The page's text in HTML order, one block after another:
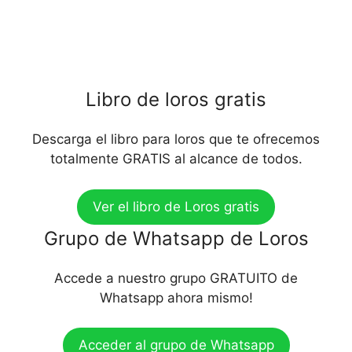
Libro de loros gratis
Descarga el libro para loros que te ofrecemos
totalmente GRATIS al alcance de todos.
Ver el libro de Loros gratis
Grupo de Whatsapp de Loros
Accede a nuestro grupo GRATUITO de
Whatsapp ahora mismo!
Acceder al grupo de Whatsapp